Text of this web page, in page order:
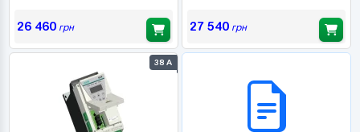
26 460грн 27 540грн
38 А